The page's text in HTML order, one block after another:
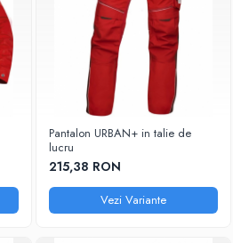
Pantalon URBAN+ in talie de
lucru
215,38 RON
Vezi Variante